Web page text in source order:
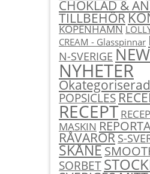
CHOKLAD &
TILLBEHÖR
KÖPENHAMN
CREAM - Glasspinnar
N-SVERIGE
NYHETER
POPSICLES
RECEPT
MASKIN
RÅVARORS-
SKÅNE
SORBET